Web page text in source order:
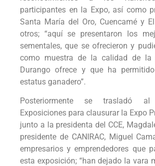
participantes en la Expo, así como
Santa María del Oro, Cuencamé y
otros; “aquí se presentaron los
sementales, que se ofrecieron y
como muestra de la calidad de la
Durango ofrece y que ha
estatus ganadero”.
Posteriormente se trasladó
Exposiciones para clausurar la Expo
junto a la presidenta del CCE,
presidente de CANIRAC, Miguel
empresarios y emprendedores que
esta exposición; “han dejado la vara